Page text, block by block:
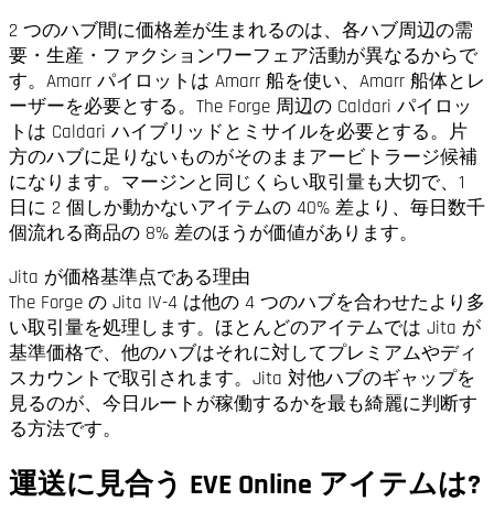
2 つのハブ間に価格差が生まれるのは、各ハブ周辺の需
要・生産・ファクションワーフェア活動が異なるからで
す。Amarr パイロットは Amarr 船を使い、Amarr 船体とレ
ーザーを必要とする。The Forge 周辺の Caldari パイロッ
トは Caldari ハイブリッドとミサイルを必要とする。片
方のハブに足りないものがそのままアービトラージ候補
になります。マージンと同じくらい取引量も大切で、1
日に 2 個しか動かないアイテムの 40% 差より、毎日数千
個流れる商品の 8% 差のほうが価値があります。
Jita が価格基準点である理由
The Forge の Jita IV-4 は他の 4 つのハブを合わせたより多
い取引量を処理します。ほとんどのアイテムでは Jita が
基準価格で、他のハブはそれに対してプレミアムやディ
スカウントで取引されます。Jita 対他ハブのギャップを
見るのが、今日ルートが稼働するかを最も綺麗に判断す
る方法です。
運送に見合う EVE Online アイテムは?